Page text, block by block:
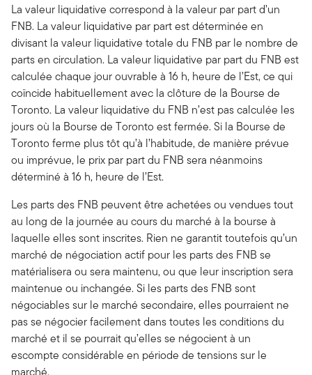
La valeur liquidative correspond à la valeur par part d’un
FNB. La valeur liquidative par part est déterminée en
divisant la valeur liquidative totale du FNB par le nombre de
parts en circulation. La valeur liquidative par part du FNB est
calculée chaque jour ouvrable à 16 h, heure de l’Est, ce qui
coïncide habituellement avec la clôture de la Bourse de
Toronto. La valeur liquidative du FNB n’est pas calculée les
jours où la Bourse de Toronto est fermée. Si la Bourse de
Toronto ferme plus tôt qu’à l’habitude, de manière prévue
ou imprévue, le prix par part du FNB sera néanmoins
déterminé à 16 h, heure de l’Est.
Les parts des FNB peuvent être achetées ou vendues tout
au long de la journée au cours du marché à la bourse à
laquelle elles sont inscrites. Rien ne garantit toutefois qu’un
marché de négociation actif pour les parts des FNB se
matérialisera ou sera maintenu, ou que leur inscription sera
maintenue ou inchangée. Si les parts des FNB sont
négociables sur le marché secondaire, elles pourraient ne
pas se négocier facilement dans toutes les conditions du
marché et il se pourrait qu’elles se négocient à un
escompte considérable en période de tensions sur le
marché.